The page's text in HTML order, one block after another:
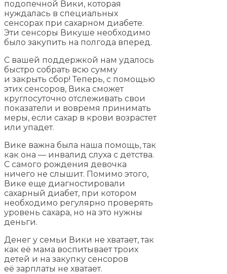
подопечной Вики, которая
нуждалась в специальных
сенсорах при сахарном диабете.
Эти сенсоры Викуше необходимо
было закупить на полгода вперед.
С вашей поддержкой нам удалось
быстро собрать всю сумму
и закрыть сбор! Теперь, с помощью
этих сенсоров, Вика сможет
круглосуточно отслеживать свои
показатели и вовремя принимать
меры, если сахар в крови возрастет
или упадет.
Вике важна была наша помощь, так
как она — инвалид слуха с детства.
С самого рождения девочка
ничего не слышит. Помимо этого,
Вике еще диагностировали
сахарный диабет, при котором
необходимо регулярно проверять
уровень сахара, но на это нужны
деньги.
Денег у семьи Вики не хватает, так
как её мама воспитывает троих
детей и на закупку сенсоров
её зарплаты не хватает.